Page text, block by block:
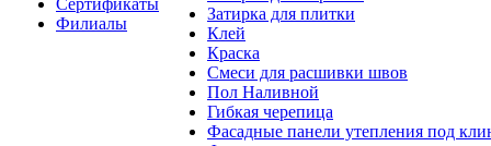
Сертификаты
Филиалы
Затирка для плитки
Клей
Краска
Смеси для расшивки швов
Пол Наливной
Гибкая черепица
Фасадные панели утепления под